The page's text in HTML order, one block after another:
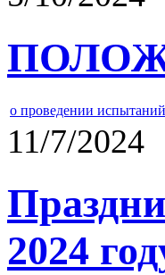
о проведении
11/7/2024
2024